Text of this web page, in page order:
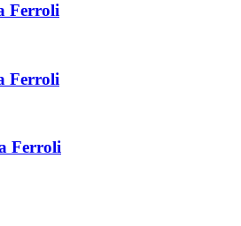
Ferroli
Ferroli
Ferroli